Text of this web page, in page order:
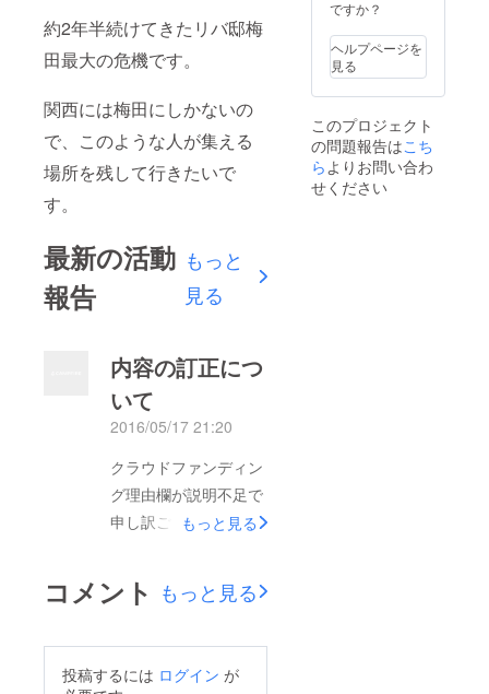
約2年半続けてきたリバ邸梅
田最大の危機です。
関西には梅田にしかないの
で、このような人が集える
場所を残して行きたいで
す。
最新の活動
報告
もっと
見る
内容の訂正につ
いて
2016/05/17 21:20
クラウドファンディン
グ理由欄が説明不足で
申し訳ございません。
ため編集が出来ず誤解
を招いてしまっていま
が運用費用、騒音問題
もっと見る
コメント もっと見る
投稿するには ログイン が
ですか？
ヘルプページを
見る
このプロジェクト
の問題報告はこち
ら よりお問い合わ
せください